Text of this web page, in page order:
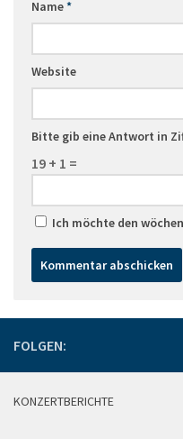
Name*
Website
Bitte gib eine Antwort in
19 + 1 =
Ich möchte den
FOLGEN:
KONZERTBERICHTE